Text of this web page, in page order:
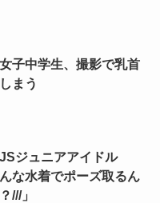
女子中学生、撮影で乳首
まう
JSジュニアアイドル
んな水着でポーズ取るん
///」